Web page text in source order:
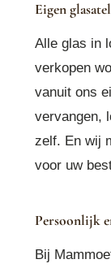
Eigen
Alle glas in
verkopen
vanuit ons
vervangen,
zelf. En wij
voor uw
Persoonlijk
Bij